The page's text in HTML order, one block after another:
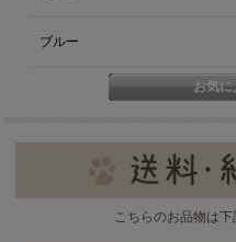
ブルー
こちらのお品物は下